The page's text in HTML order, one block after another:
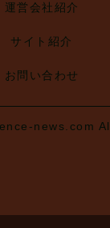
運営会社紹介
サイト紹介
お問い合わせ
news.com